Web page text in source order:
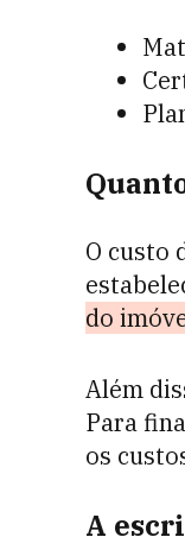
O custo
do
Além
Para
os
A